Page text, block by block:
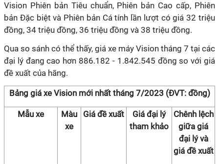
Vision Phiên bản Tiêu chuẩn, Phiên bản Cao cấp, Phiên
bản Đặc biệt và Phiên bản Cá tính lần lượt có giá 32 triệu
đồng, 34 triệu đồng, 36 triệu đồng và 38 triệu đồng.
Qua so sánh có thể thấy, giá xe máy Vision tháng 7 tại các
đại lý đang cao hơn 886.182 - 1.842.545 đồng so với giá
đề xuất của hãng.
Bảng giá xe Vision mới nhất tháng 7/2023 (ĐVT: đồng)
Mẫu xe
Màu
xe
Giá đề xuất
Giá đại lý
tham khảo
Chênh lệch
giữa giá
đại lý và
giá đề xuất